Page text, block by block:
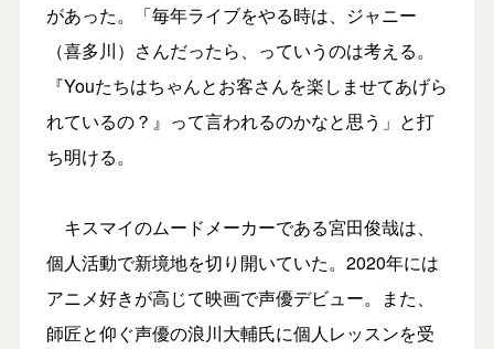
があった。「毎年ライブをやる時は、ジャニー
（喜多川）さんだったら、っていうのは考える。
『Youたちはちゃんとお客さんを楽しませてあげら
れているの？』って言われるのかなと思う」と打
ち明ける。
キスマイのムードメーカーである宮田俊哉は、
個人活動で新境地を切り開いていた。2020年には
アニメ好きが高じて映画で声優デビュー。また、
師匠と仰ぐ声優の浪川大輔氏に個人レッスンを受